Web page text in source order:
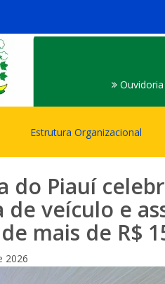
Ouvidoria
Estrutura Organizacional
do Piauí
de veículo e
mais de R$
2026